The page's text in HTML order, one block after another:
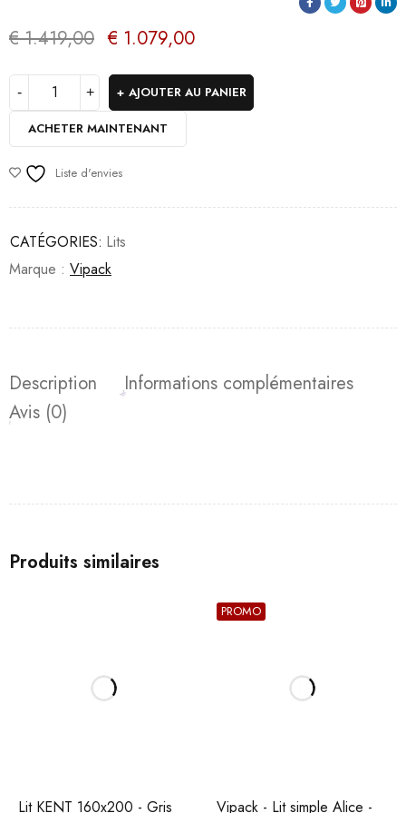
€1.419,00 € 1.079,00
AJOUTER AU PANIER
ACHETER MAINTENANT
Liste d'envies
CATÉGORIES: Lits
Marque : Vipack
Description
Informations complémentaires
Avis (0)
Produits similaires
Lit KENT 160x200 - Gris
PROMO
Vipack - Lit simple Alice -